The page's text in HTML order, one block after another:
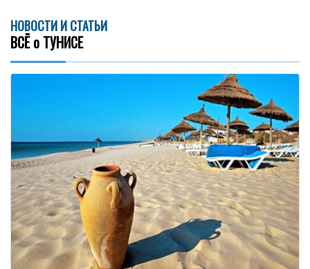
НОВОСТИ И СТАТЬИ
ВСЁ о ТУНИСЕ